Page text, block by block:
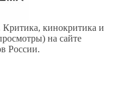
кинокритика и
на сайте
России.